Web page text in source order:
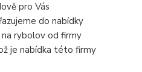
pro Vás
do nabídky
rybolov od firmy
je nabídka této firmy